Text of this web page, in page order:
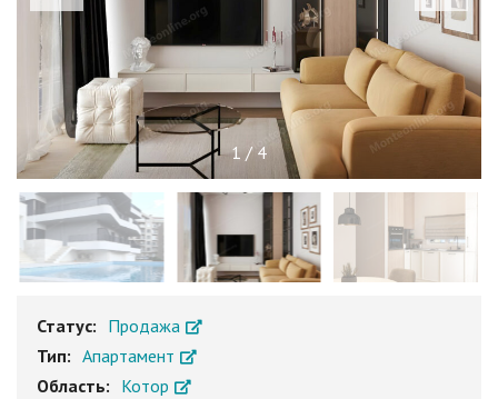
1 /4
Статус: Продажа
Тип: Апартамент
Область: Котор